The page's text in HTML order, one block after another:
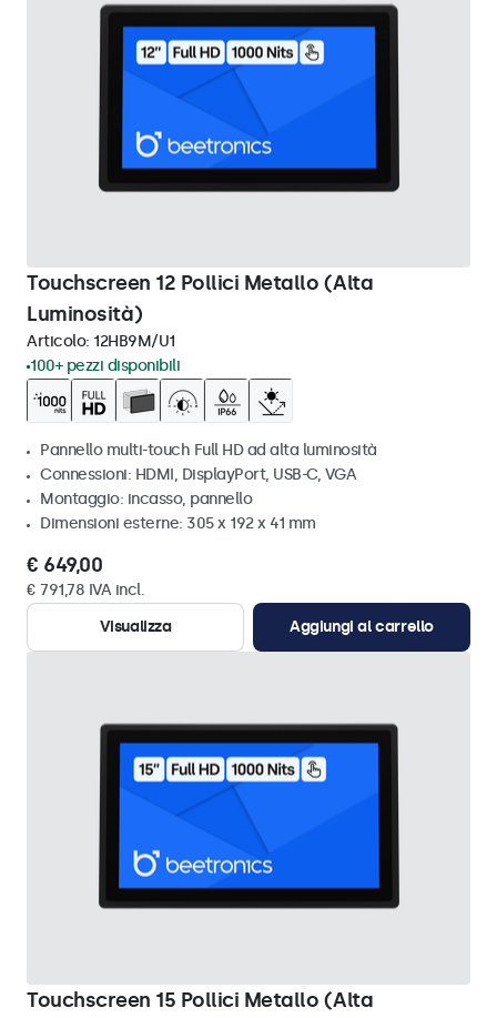
Touchscreen 12 Pollici Metallo (Alta
Luminosità)
Articolo: 12HB9M/U1
100+ pezzi disponibili
Pannello multi-touch Full HD ad alta luminosità
Connessioni: HDMI, DisplayPort, USB-C, VGA
Montaggio: incasso, pannello
Dimensioni esterne: 305 x 192 x 41 mm
€ 649,00
€ 791,78 IVA incl.
Visualizza
Aggiungi al carrello
Touchscreen 15 Pollici Metallo (Alta